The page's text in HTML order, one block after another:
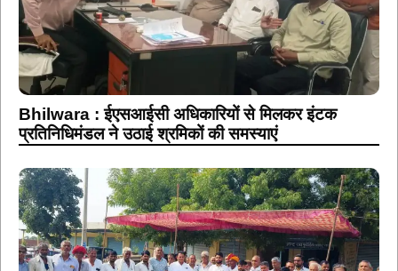
Bhilwara : ईएसआईसी अधिकारियों से मिलकर इंटक
प्रतिनिधिमंडल ने उठाई श्रमिकों की समस्याएं